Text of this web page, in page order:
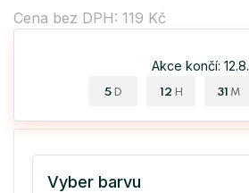
Cena bez DPH: 119 Kč
Akce končí: 12.8.
5 D 12 H 31 M
Vyber barvu